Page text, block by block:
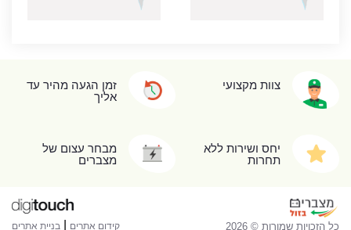
צוות מקצועי
זמן הגעה מהיר עד
אליך
יחס ושירות ללא
תחרות
מבחר עצום של
מצברים
קידום אתרים בניית אתרים כל הזכויות שמורות © 2026